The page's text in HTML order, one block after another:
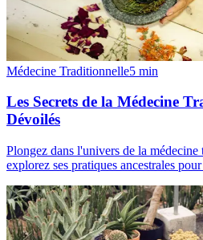
Médecine Traditionnelle5 min
Les Secrets de la Médecine
Dévoilés
Plongez dans l'univers de la
explorez ses pratiques ancestrales